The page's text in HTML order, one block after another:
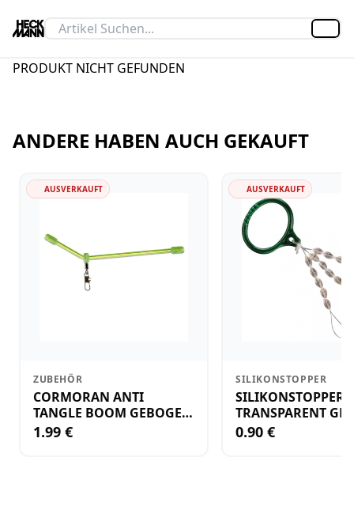
PRODUKT NICHT GEFUNDEN
ANDERE HABEN AUCH GEKAUFT
AUSVERKAUFT
ZUBEHÖR
CORMORAN ANTI
TANGLE BOOM GEBOGEN
12CM M.WIRBEL(PLASTIK)
1.99 €
AUSVERKAUFT
SILIKONSTOPPER
SILIKONSTOPPER
TRANSPARENT
KLEIN
0.90 €